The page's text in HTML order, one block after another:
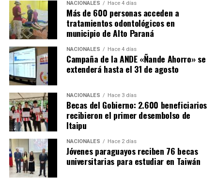
NACIONALES Hace 4 días
Más de 600 personas acceden a
tratamientos odontológicos en
municipio de Alto Paraná
NACIONALES Hace 4 días
Campaña de la ANDE «Ñande Ahorro» se
extenderá hasta el 31 de agosto
NACIONALES Hace 3 días
Becas del Gobierno: 2.600 beneficiarios
recibieron el primer desembolso de
Itaipu
NACIONALES Hace 2 días
Jóvenes paraguayos reciben 76 becas
universitarias para estudiar en Taiwán